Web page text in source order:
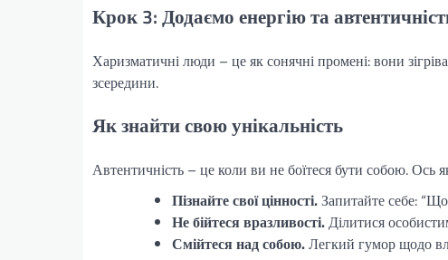
Крок 3: Додаємо енергію та
Харизматичні люди – це як сонячні промені: вони
зсередини.
Як знайти свою унікальність
Автентичність – це коли ви не боїтеся бути собою. Ось
Пізнайте свої цінності.Запитайте себе:
Не бійтеся вразливості.Ділитися
Смійтеся над собою.Легкий гумор щодо